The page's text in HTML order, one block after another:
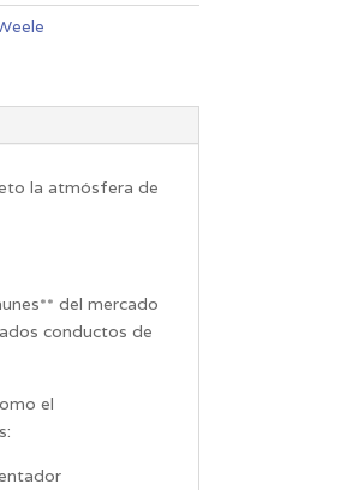
la atmósfera de
del mercado
conductos de
el